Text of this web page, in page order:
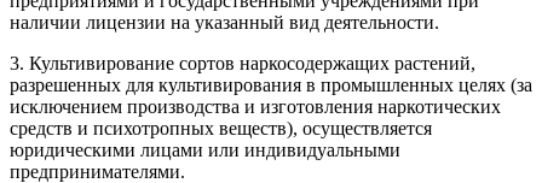
наличии лицензии на указанный вид деятельности.
3. Культивирование сортов наркосодержащих растений,
разрешенных для культивирования в промышленных целях (за
исключением производства и изготовления наркотических
средств и психотропных веществ), осуществляется
юридическими лицами или индивидуальными
предпринимателями.